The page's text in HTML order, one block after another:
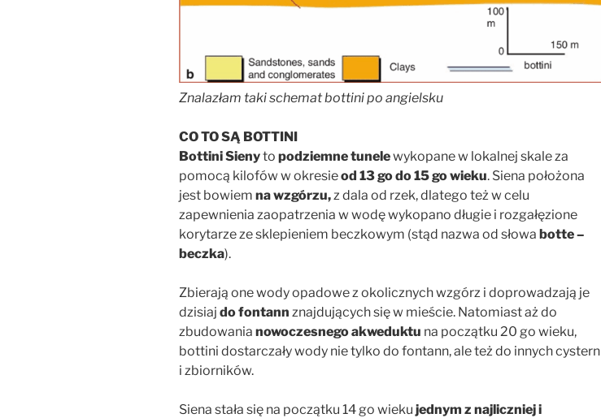
Znalazłam taki schemat bottini po angielsku
CO TO SĄ BOTTINI
Bottini Sienyto podziemne tunelewykopane w lokalnej skale za
pomocą kilofów w okresieod 13 go do 15 go wieku. Siena położona
jest bowiem na wzgórzu, z dala od rzek, dlatego też w celu
zapewnienia zaopatrzenia w wodę wykopano długie i rozgałęzione
korytarze ze sklepieniem beczkowym (stąd nazwa od słowa botte –
beczka).
Zbierają one wody opadowe z okolicznych wzgórz i doprowadzają je
dzisiaj do fontann znajdujących się w mieście. Natomiast aż do
zbudowania nowoczesnego akweduktu na początku 20 go wieku,
bottini dostarczały wody nie tylko do fontann, ale też do innych cystern
i zbiorników.
Siena stała się na początku 14 go wieku jednym z najliczniej i